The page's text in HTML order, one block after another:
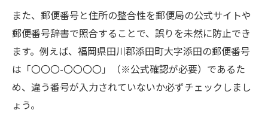
また、郵便番号と住所の整合性を郵便局の公式サイトや
郵便番号辞書で照合することで、誤りを未然に防止でき
ます。例えば、福岡県田川郡添田町大字添田の郵便番号
は「〇〇〇-〇〇〇〇」（※公式確認が必要）であるた
め、違う番号が入力されていないか必ずチェックしまし
ょう。